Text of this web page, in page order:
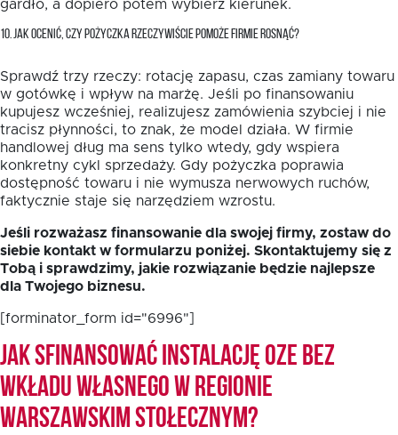
gardło, a dopiero potem wybierz kierunek.
10. JAK OCENIĆ, CZY POŻYCZKA RZECZYWIŚCIE POMOŻE FIRMIE ROSNĄĆ?
Sprawdź trzy rzeczy: rotację zapasu, czas zamiany towaru
w gotówkę i wpływ na marżę. Jeśli po finansowaniu
kupujesz wcześniej, realizujesz zamówienia szybciej i nie
tracisz płynności, to znak, że model działa. W firmie
handlowej dług ma sens tylko wtedy, gdy wspiera
konkretny cykl sprzedaży. Gdy pożyczka poprawia
dostępność towaru i nie wymusza nerwowych ruchów,
faktycznie staje się narzędziem wzrostu.
Jeśli rozważasz finansowanie dla swojej firmy, zostaw do
siebie kontakt w formularzu poniżej. Skontaktujemy się z
Tobą i sprawdzimy, jakie rozwiązanie będzie najlepsze
dla Twojego biznesu.
[forminator_form id="6996"]
Jak sfinansować instalację OZE bez
wkładu własnego w Regionie
Warszawskim Stołecznym?